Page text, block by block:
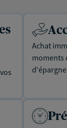
Achat
moments